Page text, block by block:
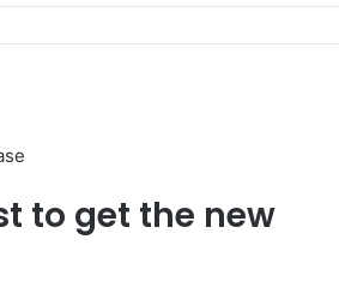
to get the new